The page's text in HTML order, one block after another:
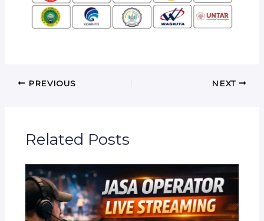
PREVIOUS NEXT
Related Posts